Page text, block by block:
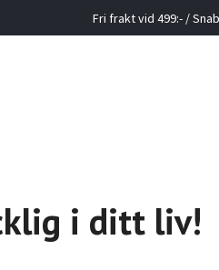
Fri frakt vid 499:- /
i ditt liv!